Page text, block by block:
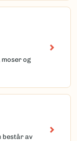
og
består av